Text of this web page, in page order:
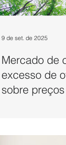
Mercado de
excesso de
sobre preços
9 de set. de 2025